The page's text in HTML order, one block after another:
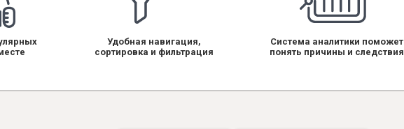
Удобная навигация,
сортировка и фильтрация
Система аналитики поможет
понять причины и следствия